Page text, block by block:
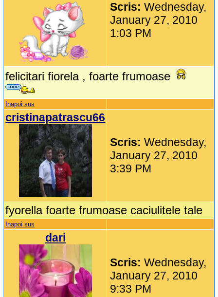
Scris:Wednesday,
January 27, 2010
1:03 PM
felicitari fiorela , foarte frumoase
Inapoi sus
cristinapatrascu66
Scris:Wednesday,
January 27, 2010
3:39 PM
fyorella foarte frumoase caciulitele tale
Inapoi sus
dari
Scris:Wednesday,
January 27, 2010
9:33 PM